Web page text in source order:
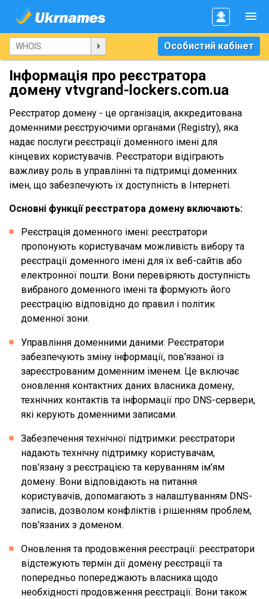
Особистий кабінет
Інформація про реєстратора
домену vtvgrand-lockers.com.ua
Реєстратор домену - це організація, аккредитована
доменними реєструючими органами (Registry), яка
надає послуги реєстрації доменного імені для
кінцевих користувачів. Реєстратори відіграють
важливу роль в управлінні та підтримці доменних
імен, що забезпечують їх доступність в Інтернеті.
Основні функції реєстратора домену включають:
Реєстрація доменного імені: реєстратори
пропонують користувачам можливість вибору та
реєстрації доменного імені для їх веб-сайтів або
електронної пошти. Вони перевіряють доступність
вибраного доменного імені та формують його
реєстрацію відповідно до правил і політик
доменної зони.
Управління доменними даними: Реєстратори
забезпечують зміну інформації, пов'язаної із
зареєстрованим доменним іменем. Це включає
оновлення контактних даних власника домену,
технічних контактів та інформації про DNS-сервери,
які керують доменними записами.
Забезпечення технічної підтримки: реєстратори
надають технічну підтримку користувачам,
пов’язану з реєстрацією та керуванням ім’ям
домену. Вони відповідають на питання
користувачів, допомагають з налаштуванням DNS-
записів, дозволом конфліктів і рішенням проблем,
пов'язаних з доменом.
Оновлення та продовження реєстрації: реєстратори
відстежують термін дії домену реєстрації та
попередньо попереджають власника щодо
необхідності продовження реєстрації. Вони також